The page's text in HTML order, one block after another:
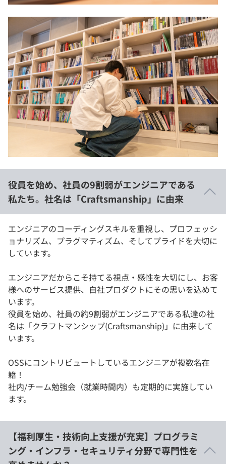
役員を始め、社員の9割弱がエンジニアである
私たち。社名は「Craftsmanship」に由来
エンジニアのコーディングスキルを重視し、プロフェッシ
ョナリズム、プラグマティズム、そしてプライドを大切に
しています。
エンジニアだからこそ持てる視点・感性を大切にし、お客
様へのサービス提供、自社プロダクトにその思いを込めて
います。
役員を始め、社員の約9割弱がエンジニアである私達の社
名は「クラフトマンシップ(Craftsmanship)」に由来して
います。
OSSにコントリビュートしているエンジニアが複数名在
籍！
社内/チーム勉強会（就業時間内）も定期的に実施してい
ます。
【福利厚生・技術向上支援が充実】プログラミ
ング・インフラ・セキュリティ分野で専門性を